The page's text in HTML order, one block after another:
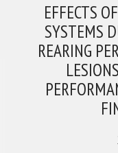
EFFECTS
SYSTEMS
REARING
Select language
Veuillez remplir le